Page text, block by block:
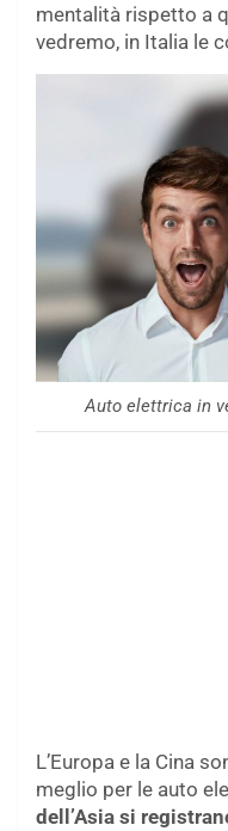
mentalità rispetto a
vedremo, in Italia le
Auto elettrica in
L’Europa e la Cina
meglio per le auto
dell’Asia si